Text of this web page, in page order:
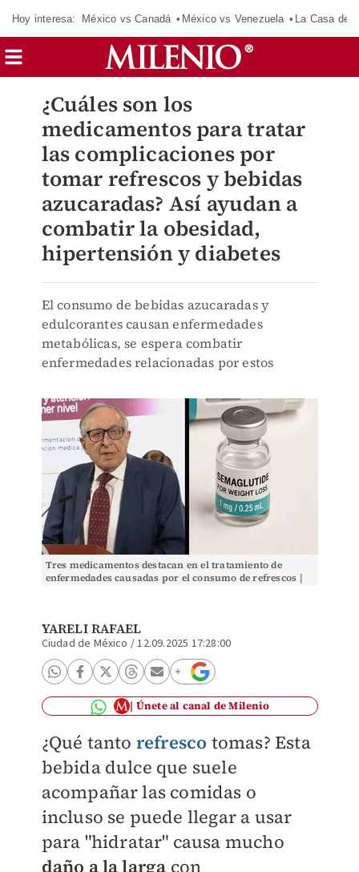
Hoy interesa: México vs Canadá México vs Venezuela La Casa de
¿Cuáles son los
medicamentos para tratar
las complicaciones por
tomar refrescos y bebidas
azucaradas? Así ayudan a
combatir la obesidad,
hipertensión y diabetes
El consumo de bebidas azucaradas y
edulcorantes causan enfermedades
metabólicas, se espera combatir
enfermedades relacionadas por estos
Tres medicamentos destacan en el tratamiento de
enfermedades causadas por el consumo de refrescos |
YARELI RAFAEL
Ciudad de México /12.09.2025 17:28:00
Únete al canal de Milenio
¿Qué tanto refresco tomas? Esta
bebida dulce que suele
acompañar las comidas o
incluso se puede llegar a usar
para "hidratar" causa mucho
daño a la larga con